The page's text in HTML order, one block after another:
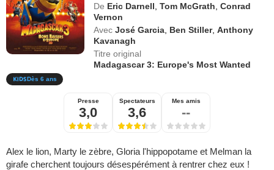
De Eric Darnell ,Tom McGrath ,Conrad
Vernon
Avec José Garcia Ben Stiller,Anthony
Kavanagh
Titre original
Madagascar 3: Europe's Most Wanted
Dès 6 ans
Presse
3,0
Spectateurs
3,6
Mes amis
--
Alex le lion, Marty le zèbre, Gloria l'hippopotame et Melman la
girafe cherchent toujours désespérément à rentrer chez eux !